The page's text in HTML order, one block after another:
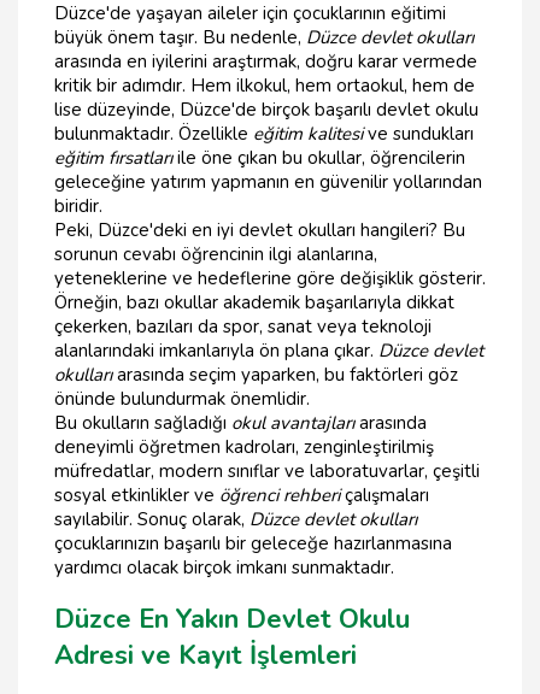
Düzce'de yaşayan aileler için çocuklarının eğitimi
büyük önem taşır. Bu nedenle, Düzce devlet okulları
arasında en iyilerini araştırmak, doğru karar vermede
kritik bir adımdır. Hem ilkokul, hem ortaokul, hem de
lise düzeyinde, Düzce'de birçok başarılı devlet okulu
bulunmaktadır. Özellikle eğitim kalitesive sundukları
eğitim fırsatlarıile öne çıkan bu okullar, öğrencilerin
geleceğine yatırım yapmanın en güvenilir yollarından
biridir.
Peki, Düzce'deki en iyi devlet okulları hangileri? Bu
sorunun cevabı öğrencinin ilgi alanlarına,
yeteneklerine ve hedeflerine göre değişiklik gösterir.
Örneğin, bazı okullar akademik başarılarıyla dikkat
çekerken, bazıları da spor, sanat veya teknoloji
alanlarındaki imkanlarıyla ön plana çıkar. Düzce devlet
okullarıarasında seçim yaparken, bu faktörleri göz
önünde bulundurmak önemlidir.
Bu okulların sağladığı okul avantajlarıarasında
deneyimli öğretmen kadroları, zenginleştirilmiş
müfredatlar, modern sınıflar ve laboratuvarlar, çeşitli
sosyal etkinlikler ve öğrenci rehberiçalışmaları
sayılabilir. Sonuç olarak, Düzce devlet okulları
çocuklarınızın başarılı bir geleceğe hazırlanmasına
yardımcı olacak birçok imkanı sunmaktadır.
Düzce En Yakın Devlet Okulu
Adresi ve Kayıt İşlemleri